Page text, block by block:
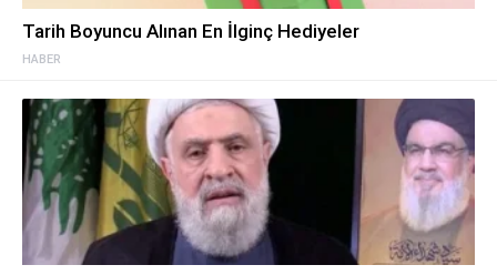
HABER
Tarih Boyuncu Alınan En İlginç Hediyeler